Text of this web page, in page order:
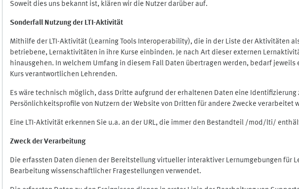
Soweit dies uns bekannt ist, klären wir die Nutzer darüber auf.
Sonderfall Nutzung der LTI-Aktivität
Mithilfe der LTI-Aktivität (Learning Tools Interoperability), die in der Liste der Aktivitäten
betriebene, Lernaktivitäten in ihre Kurse einbinden. Je nach Art dieser externen
hinausgehen. In welchem Umfang in diesem Fall Daten übertragen werden, bedarf
Kurs verantwortlichen Lehrenden.
Es wäre technisch möglich, dass Dritte aufgrund der erhaltenen Daten eine
Persönlichkeitsprofile von Nutzern der Website von Dritten für andere Zwecke verarbeitet
Eine LTI-Aktivität erkennen Sie u.a. an der URL, die immer den Bestandteil /mod/lti/
Zweck der Verarbeitung
Die erfassten Daten dienen der Bereitstellung virtueller interaktiver Lernumgebungen für
Bearbeitung wissenschaftlicher Fragestellungen verwendet.